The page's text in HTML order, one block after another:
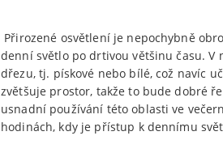
Přirozené osvětlení je nepochybně
denní světlo po drtivou většinu času. V
dřezu, tj. pískové nebo bílé, což navíc
zvětšuje prostor, takže to bude dobré
usnadní používání této oblasti ve
hodinách, kdy je přístup k dennímu